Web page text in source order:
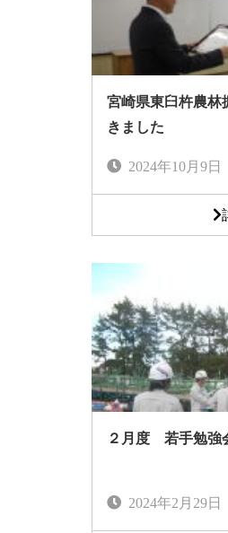
宮崎県東臼杵農林
きました
2024年10月9日
２月度 若手勉強
2024年2月29日